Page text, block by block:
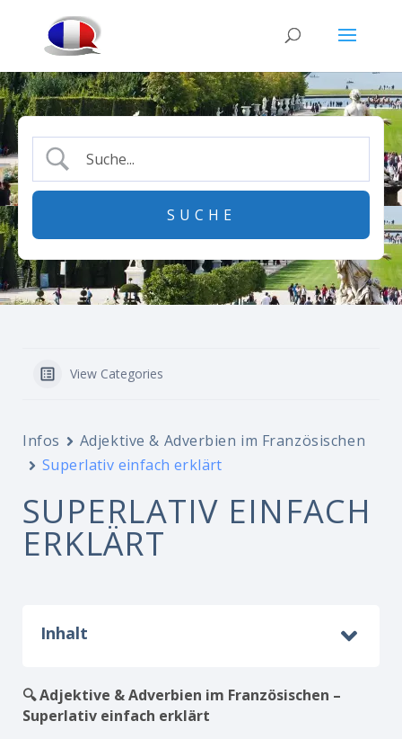
View Categories
Infos
Adjektive & Adverbien im Französischen
Superlativ einfach erklärt
SUPERLATIV EINFACH
ERKLÄRT
Inhalt
🔍 Adjektive & Adverbien im Französischen –
Superlativ einfach erklärt